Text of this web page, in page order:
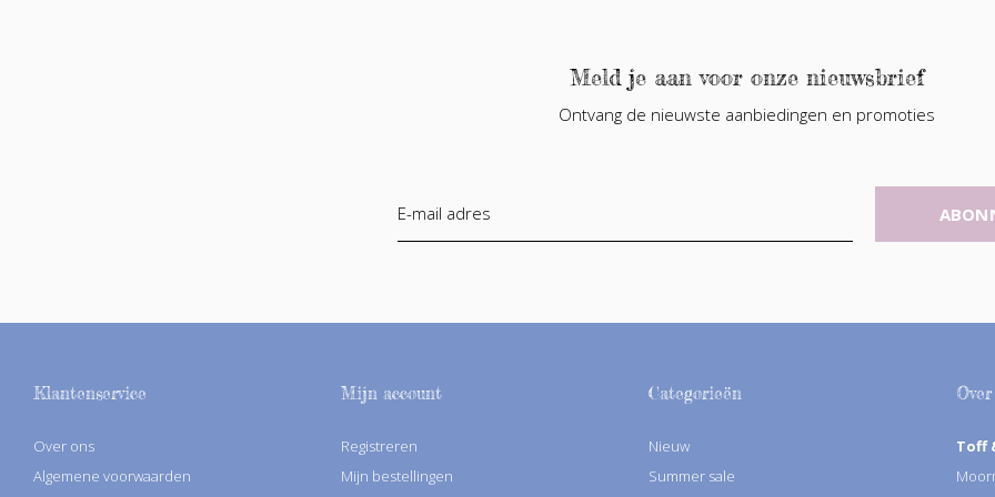
Meld je aan voor onze nieuwsbrief
Ontvang de nieuwste aanbiedingen en promoties
Klantenservice
Over ons
Algemene voorwaarden
Mijn account
Registreren
Mijn bestellingen
Categorieën
Nieuw
Summer sale
Toff